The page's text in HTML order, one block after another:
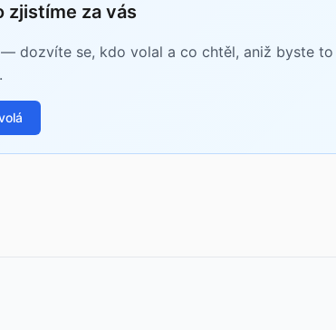
zjistíme za vás
dozvíte se, kdo volal a co chtěl, aniž byste to